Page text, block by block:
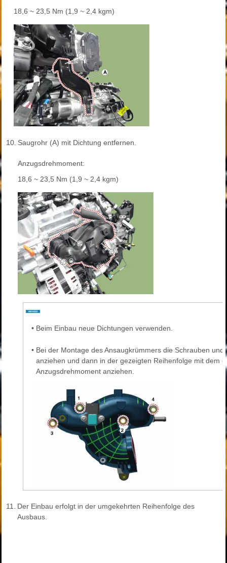
18,6 ~ 23,5 Nm (1,9 ~ 2,4 kgm)
10. Saugrohr (A) mit Dichtung entfernen.
Anzugsdrehmoment:
18,6 ~ 23,5 Nm (1,9 ~ 2,4 kgm)
• Beim Einbau neue Dichtungen verwenden.
• Bei der Montage des Ansaugkrümmers die Schrauben
anziehen und dann in der gezeigten Reihenfolge mit dem
Anzugsdrehmoment anziehen.
11.
Der Einbau erfolgt in der umgekehrten Reihenfolge des
Ausbaus.